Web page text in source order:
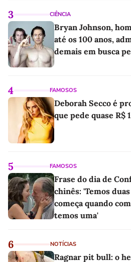
3 CIÊNCIA
Bryan Johnson,
até os 100 anos,
demais em busca
4 FAMOSOS
Deborah Secco é
que pede quase R$
5 FAMOSOS
Frase do dia de
chinês: 'Temos
começa quando
temos uma'
6 NOTÍCIAS
Ragnar pit bull: o